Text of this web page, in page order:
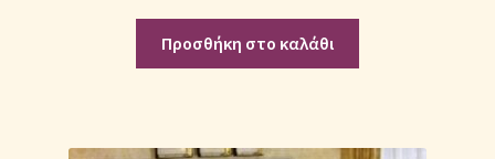
Προσθήκη στο καλάθι